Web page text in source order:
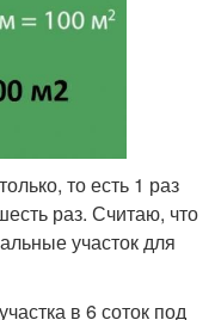
то есть 1 раз
раз. Считаю, что
участок для
в 6 соток под